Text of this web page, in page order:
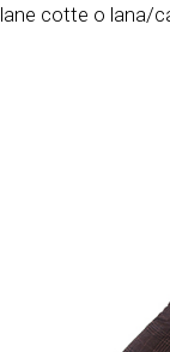
lane cotte o lana/